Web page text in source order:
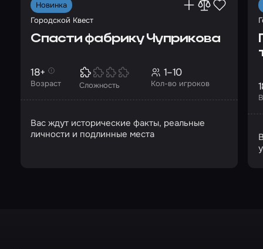
Новинка
Городской Квест
Спасти фабрику Чуприкова
Возраст
18+
Сложность Кол-во игроков
1–10
Вас ждут исторические факты, реальные
личности и подлинные места